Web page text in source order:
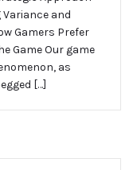
and
Gamers Prefer
Game Our game
as
[…]